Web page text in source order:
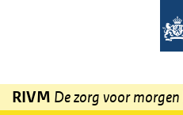
Overslaan en naar de inhoud gaan
RIVM De zorg voor morgen